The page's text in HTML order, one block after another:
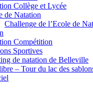
Collège et Lycée
de Natation
Challenge de l’Ecole de
Compétition
Sportives
de natation de Belleville
– Tour du lac des